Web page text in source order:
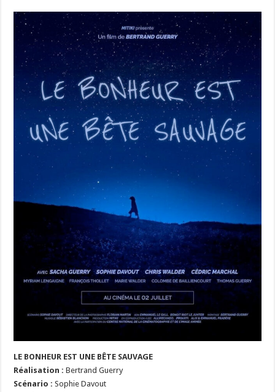
LE BONHEUR EST UNE BÊTE SAUVAGE
Réalisation : Bertrand Guerry
Scénario : Sophie Davout